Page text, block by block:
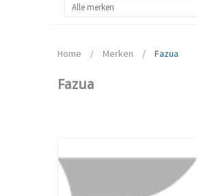
Home / Merken / Fazua
Fazua